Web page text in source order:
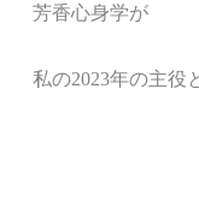
芳香心身学が
私の2023年の主役